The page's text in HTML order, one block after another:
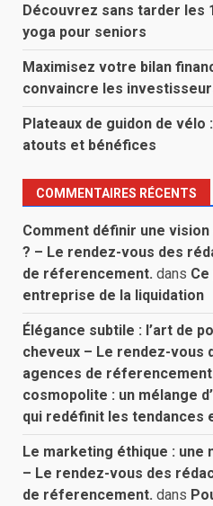
Découvrez sans tarder les
yoga pour seniors
Maximisez votre bilan
convaincre les
Plateaux de guidon de
atouts et bénéfices
COMMENTAIRES RÉCENTS
Comment définir une
? – Le rendez-vous des
de réferencement. dans
entreprise de la liquidation
Élégance subtile : l’art de
cheveux – Le rendez-vous
agences de
cosmopolite : un mélange
qui redéfinit les tendances
Le marketing éthique : une
– Le rendez-vous des
de réferencement. dans